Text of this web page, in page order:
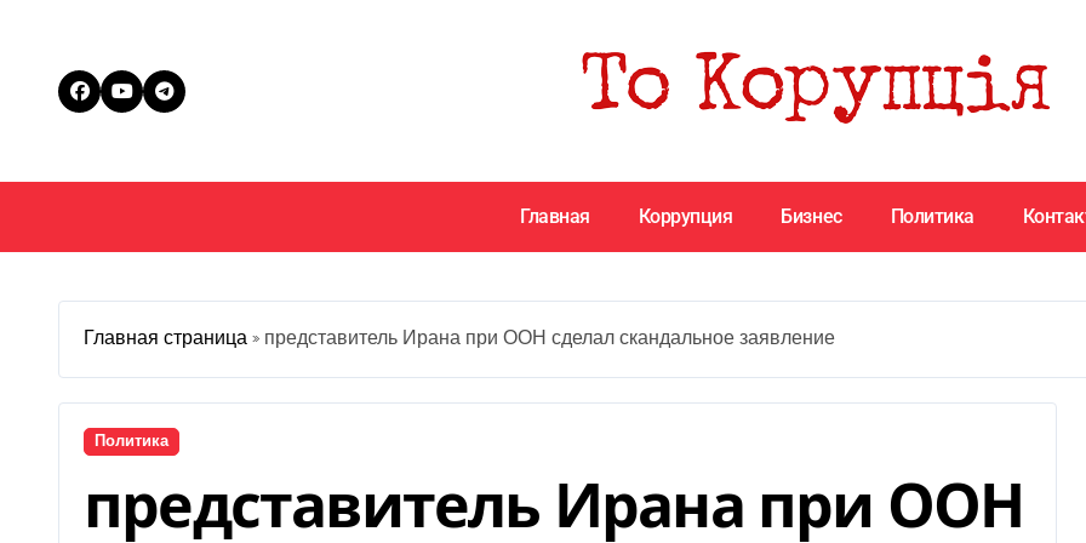
Главная Коррупция Бизнес Политика
Главная страница » представитель Ирана при ООН сделал скандальное заявление
Политика
представитель Ирана при ООН